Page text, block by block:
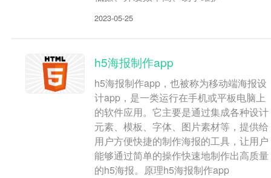
2023-05-25
h5海报制作app
h5海报制作app，也被称为移动端海报设
计app，是一类运行在手机或平板电脑上
的软件应用。它主要是通过集成各种设计
元素、模板、字体、图片素材等，提供给
用户方便快捷的制作海报的工具，让用户
能够通过简单的操作快速地制作出高质量
的h5海报。原理h5海报制作app